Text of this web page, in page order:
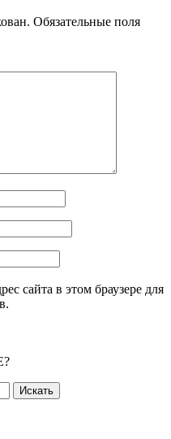
Обязательные поля
сайта в этом браузере для